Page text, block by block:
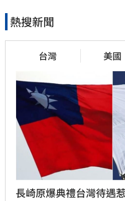
熱搜新聞
台灣 美國
長崎原爆典禮台灣待遇